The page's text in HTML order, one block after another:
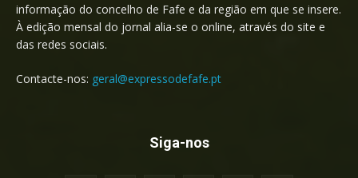
informação do concelho de Fafe e da região em que se insere.
À edição mensal do jornal alia-se o online, através do site e
das redes sociais.
Contacte-nos: geral@expressodefafe.pt
Siga-nos